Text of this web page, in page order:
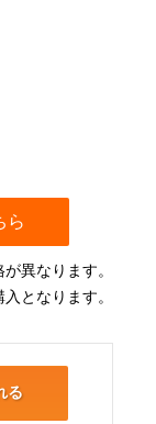
ら
異なります。
となります。